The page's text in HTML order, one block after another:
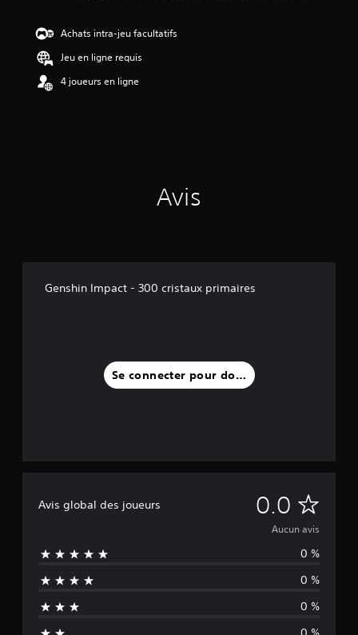
Achats intra-jeu facultatifs
Jeu en ligne requis
4 joueurs en ligne
Avis
Genshin Impact - 300 cristaux primaires
Se connecter pour donner un avis
Avis global des joueurs 0.0 A
u
c
u
n
Aucun avis
0 %
0 %
0 %